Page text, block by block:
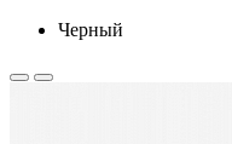
Черный